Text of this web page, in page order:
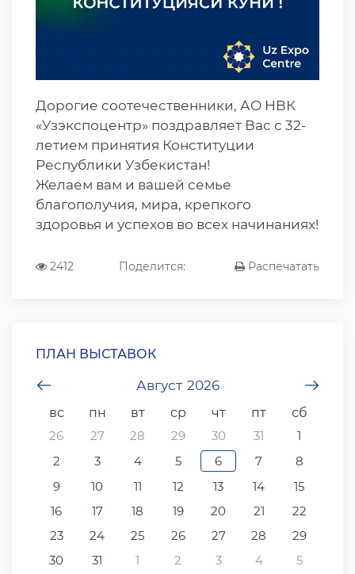
Дорогие соотечественники, АО НВК
«Узэкспоцентр» поздравляет Вас с 32-
летием принятия Конституции
Республики Узбекистан!
Желаем вам и вашей семье
благополучия, мира, крепкого
здоровья и успехов во всех начинаниях!
2412 Поделится: Распечатать
ПЛАН ВЫСТАВОК
Август 2026
вс
пн вт ср чт пт
сб
26
27 28 29 30 31
1
2
3 4 5 6 7
8
9
10 11 12 13 14
15
16
17 18 19 20 21
22
23
24 25 26 27 28
29
30
31 1 2 3 4 5